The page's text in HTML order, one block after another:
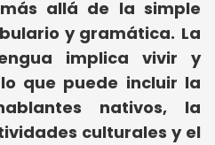
allá de la simple
y gramática. La
implica vivir y
que puede incluir la
nativos, la
culturales y el